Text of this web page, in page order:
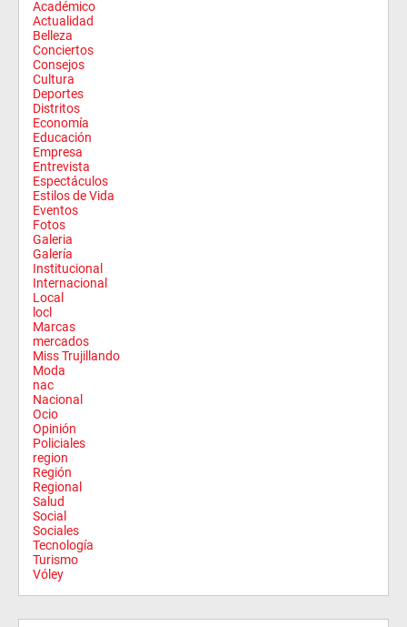
Académico
Actualidad
Belleza
Conciertos
Consejos
Cultura
Deportes
Distritos
Economía
Educación
Empresa
Entrevista
Espectáculos
Estilos de Vida
Eventos
Fotos
Galeria
Galería
Institucional
Internacional
Local
locl
Marcas
mercados
Miss Trujillando
Moda
nac
Nacional
Ocio
Opinión
Policiales
region
Región
Regional
Salud
Social
Sociales
Tecnología
Turismo
Vóley